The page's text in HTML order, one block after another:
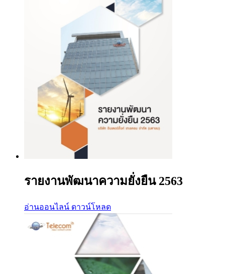
รายงานพัฒนาความยั่งยืน 2563
อ่านออนไลน์ ดาวน์โหลด